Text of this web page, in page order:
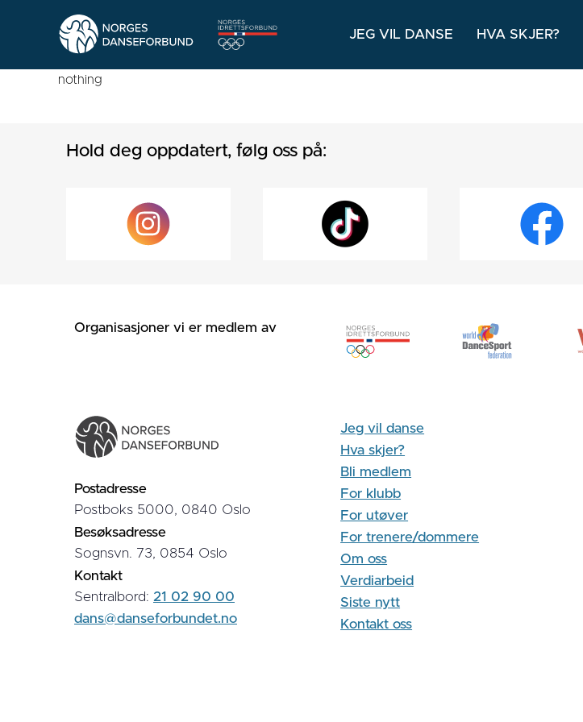
JEG VIL DANSE HVA SKJER?
nothing
Hold deg oppdatert, følg oss på:
Organisasjoner vi er medlem av
Postadresse
Postboks 5000, 0840 Oslo
Besøksadresse
Sognsvn. 73, 0854 Oslo
Kontakt
Sentralbord: 21 02 90 00
dans@danseforbundet.no
Jeg vil danse
Hva skjer?
Bli medlem
For klubb
For utøver
For trenere/dommere
Om oss
Verdiarbeid
Siste nytt
Kontakt oss